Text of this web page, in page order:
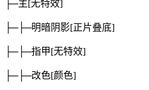
├─主[无特效]
├─├─明暗阴影[正片叠底]
├─├─指甲[无特效]
├─├─改色[颜色]